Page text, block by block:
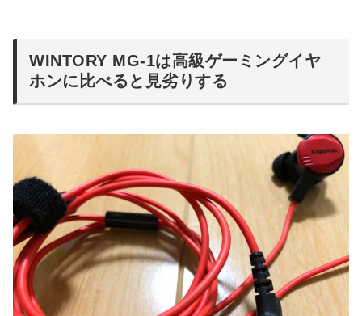
WINTORY MG-1は高級ゲーミングイヤ
ホンに比べると見劣りする